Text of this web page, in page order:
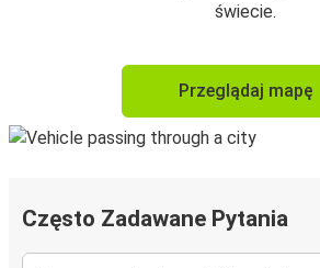
świecie.
Przeglądaj mapę
Często Zadawane Pytania